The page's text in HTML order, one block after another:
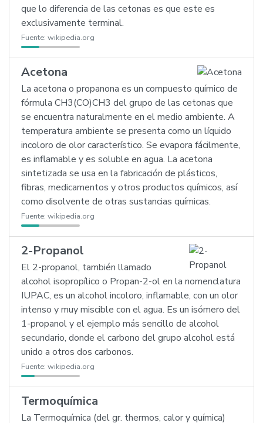
que lo diferencia de las cetonas es que este es
exclusivamente terminal.
Fuente: wikipedia.org
Acetona
La acetona o propanona es un compuesto químico de
fórmula CH3(CO)CH3 del grupo de las cetonas que
se encuentra naturalmente en el medio ambiente. A
temperatura ambiente se presenta como un líquido
incoloro de olor característico. Se evapora fácilmente,
es inflamable y es soluble en agua. La acetona
sintetizada se usa en la fabricación de plásticos,
fibras, medicamentos y otros productos químicos, así
como disolvente de otras sustancias químicas.
Fuente: wikipedia.org
2-Propanol
El 2-propanol, también llamado
alcohol isopropílico o Propan-2-ol en la nomenclatura
IUPAC, es un alcohol incoloro, inflamable, con un olor
intenso y muy miscible con el agua. Es un isómero del
1-propanol y el ejemplo más sencillo de alcohol
secundario, donde el carbono del grupo alcohol está
unido a otros dos carbonos.
Fuente: wikipedia.org
Termoquímica
La Termoquímica (del gr. thermos, calor y química)